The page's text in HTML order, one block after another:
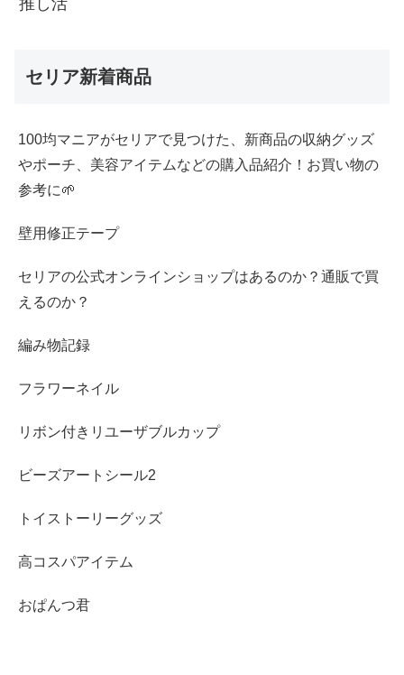
推し活
セリア新着商品
100均マニアがセリアで見つけた、新商品の収納グッズ
やポーチ、美容アイテムなどの購入品紹介！お買い物の
参考に🌱
壁用修正テープ
セリアの公式オンラインショップはあるのか？通販で買
えるのか？
編み物記録
フラワーネイル
リボン付きリユーザブルカップ
ビーズアートシール2
トイストーリーグッズ
高コスパアイテム
おぱんつ君